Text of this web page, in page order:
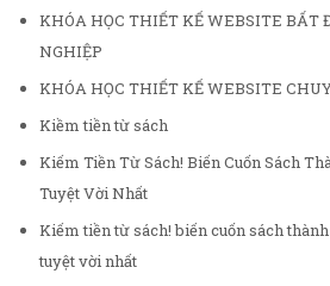
KHÓA HỌC THIẾT KẾ WEBSITE BẤT
NGHIỆP
KHÓA HỌC THIẾT KẾ WEBSITE
Kiềm tiền từ sách
Kiếm Tiền Từ Sách! Biến Cuốn Sách
Tuyệt Vời Nhất
Kiếm tiền từ sách! biến cuốn sách
tuyệt vời nhất